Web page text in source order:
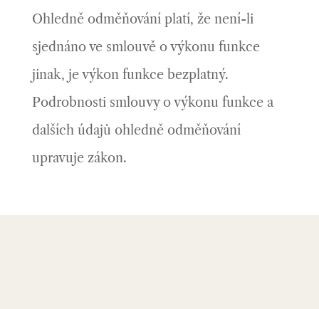
Ohledně odměňování platí, že není-li
sjednáno ve smlouvě o výkonu funkce
jinak, je výkon funkce bezplatný.
Podrobnosti smlouvy o výkonu funkce a
dalších údajů ohledně odměňování
upravuje zákon.